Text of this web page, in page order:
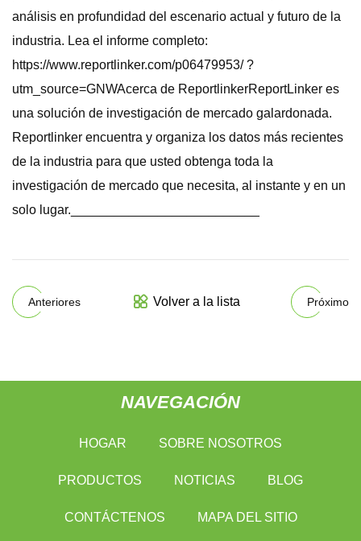
análisis en profundidad del escenario actual y futuro de la
industria. Lea el informe completo:
https://www.reportlinker.com/p06479953/ ?
utm_source=GNWAcerca de ReportlinkerReportLinker es
una solución de investigación de mercado galardonada.
Reportlinker encuentra y organiza los datos más recientes
de la industria para que usted obtenga toda la
investigación de mercado que necesita, al instante y en un
solo lugar.__________________________
Anteriores Volver a la lista Próximo
NAVEGACIÓN
HOGAR SOBRE NOSOTROS
PRODUCTOS NOTICIAS BLOG
CONTÁCTENOS MAPA DEL SITIO